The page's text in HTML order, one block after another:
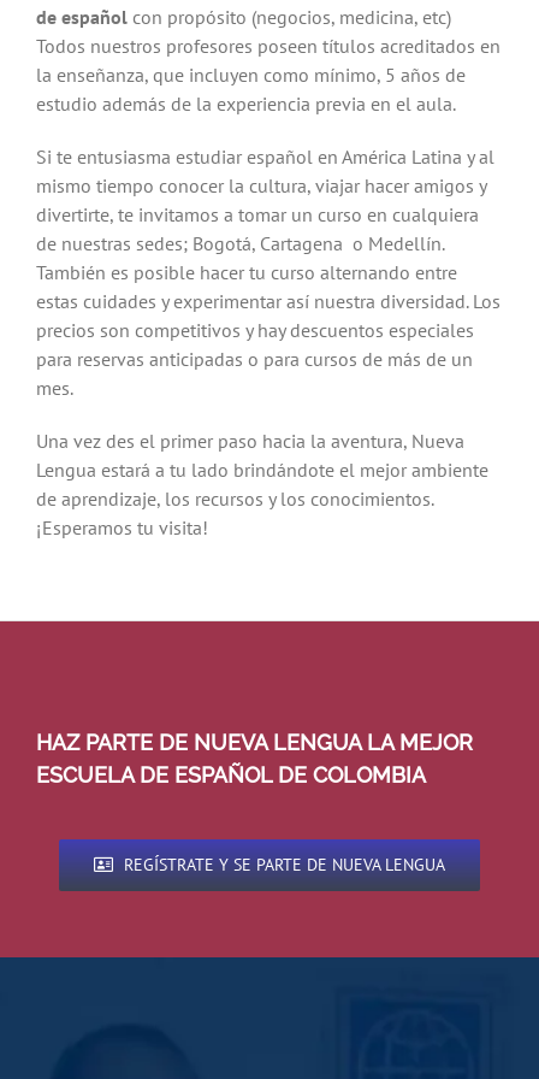
de español con propósito (negocios, medicina, etc)
Todos nuestros profesores poseen títulos acreditados en
la enseñanza, que incluyen como mínimo, 5 años de
estudio además de la experiencia previa en el aula.
Si te entusiasma estudiar español en América Latina y al
mismo tiempo conocer la cultura, viajar hacer amigos y
divertirte, te invitamos a tomar un curso en cualquiera
de nuestras sedes; Bogotá, Cartagena o Medellín.
También es posible hacer tu curso alternando entre
estas cuidades y experimentar así nuestra diversidad. Los
precios son competitivos y hay descuentos especiales
para reservas anticipadas o para cursos de más de un
mes.
Una vez des el primer paso hacia la aventura, Nueva
Lengua estará a tu lado brindándote el mejor ambiente
de aprendizaje, los recursos y los conocimientos.
¡Esperamos tu visita!
HAZ PARTE DE NUEVA LENGUA LA MEJOR
ESCUELA DE ESPAÑOL DE COLOMBIA
REGÍSTRATE Y SE PARTE DE NUEVA LENGUA